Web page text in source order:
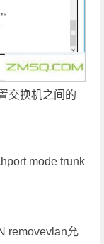
交换机之间的
mode trunk
removevlan允